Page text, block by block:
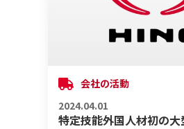
会社の活動
2024.04.01
特定技能外国人材初の